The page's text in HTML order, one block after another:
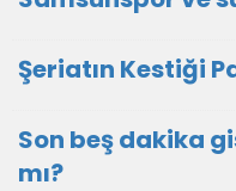
Şeriatın Kestiği
Son beş dakika
mı?